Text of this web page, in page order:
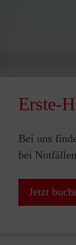
Erste-
Bei uns
bei
Jetzt